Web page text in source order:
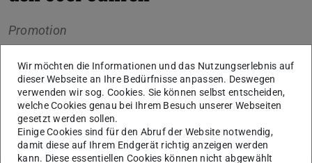
Promotion
Kerndaten
Wir möchten die Informationen und das Nutzungserlebnis auf
dieser Webseite an Ihre Bedürfnisse anpassen. Deswegen
verwenden wir sog. Cookies. Sie können selbst entscheiden,
welche Cookies genau bei Ihrem Besuch unserer Webseiten
gesetzt werden sollen.
Einige Cookies sind für den Abruf der Website notwendig,
damit diese auf Ihrem Endgerät richtig anzeigen werden
kann. Diese essentiellen Cookies können nicht abgewählt